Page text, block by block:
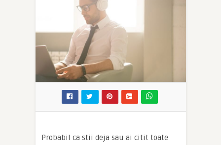
Probabil ca stii deja sau ai citit toate